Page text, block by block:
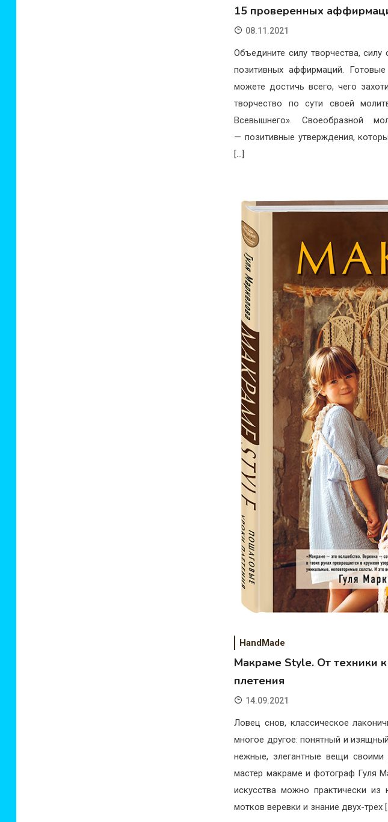
15 проверенных
08.11.2021
Объедините силу творчества,
позитивных аффирмаций.
можете достичь всего, чего
творчество по сути своей
Всевышнего». Своеобразной
— позитивные утверждения,
[…]
HandMade
Макраме Style. От техники
плетения
14.09.2021
Ловец снов, классическое
многое другое: понятный и
нежные, элегантные вещи
мастер макраме и фотограф Гуля
искусства можно практически
мотков веревки и знание двух-трех